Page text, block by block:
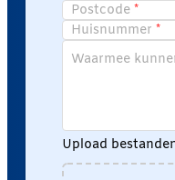
Postcode
Huisnummer
Waarmee
Upload